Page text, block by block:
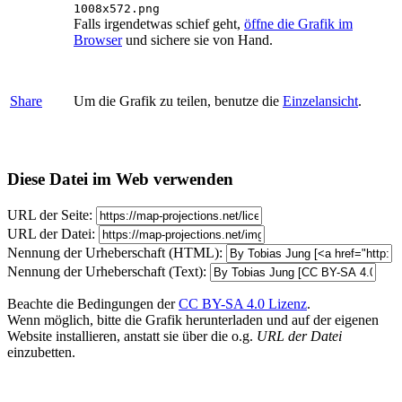
1008x572.png
Falls irgendetwas schief geht, öffne die Grafik im
Browserund sichere sie von Hand.
Share Um die Grafik zu teilen, benutze die Einzelansicht.
Diese Datei im Web verwenden
URL der Seite:
URL der Datei:
Nennung der Urheberschaft (HTML):
Nennung der Urheberschaft (Text):
Beachte die Bedingungen derCC BY-SA 4.0 Lizenz.
Wenn möglich, bitte die Grafik herunterladen und auf der eigenen
Website installieren, anstatt sie über die o.g. URL der Datei
einzubetten.